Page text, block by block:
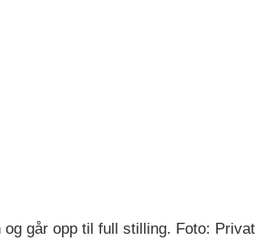
går opp til full stilling. Foto: Privat